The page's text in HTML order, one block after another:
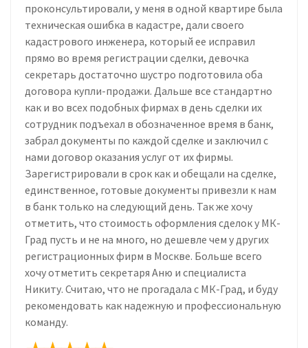
проконсультировали, у меня в одной квартире была
техническая ошибка в кадастре, дали своего
кадастрового инженера, который ее исправил
прямо во время регистрации сделки, девочка
секретарь достаточно шустро подготовила оба
договора купли-продажи. Дальше все стандартно
как и во всех подобных фирмах в день сделки их
сотрудник подъехал в обозначенное время в банк,
забрал документы по каждой сделке и заключил с
нами договор оказания услуг от их фирмы.
Зарегистрировали в срок как и обещали на сделке,
единственное, готовые документы привезли к нам
в банк только на следующий день. Так же хочу
отметить, что стоимость оформления сделок у МК-
Град пусть и не на много, но дешевле чем у других
регистрационных фирм в Москве. Больше всего
хочу отметить секретаря Аню и специалиста
Никиту. Считаю, что не прогадала с МК-Град, и буду
рекомендовать как надежную и профессиональную
команду.